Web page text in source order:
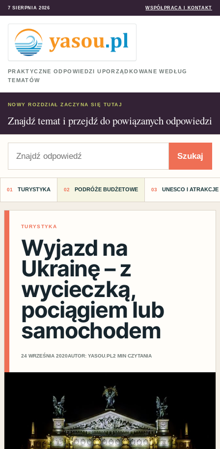
7 SIERPNIA 2026 WSPÓŁPRACA I KONTAKT
PRAKTYCZNE ODPOWIEDZI UPORZĄDKOWANE WEDŁUG
TEMATÓW
NOWY ROZDZIAŁ ZACZYNA SIĘ TUTAJ
Znajdź temat i przejdź do powiązanych odpowiedzi
Szukaj
TURYSTYKA PODRÓŻE BUDŻETOWE UNESCO I
TURYSTYKA
Wyjazd na
Ukrainę – z
wycieczką,
pociągiem lub
samochodem
24 WRZEŚNIA 2020AUTOR: YASOU.PL 2 MIN CZYTANIA